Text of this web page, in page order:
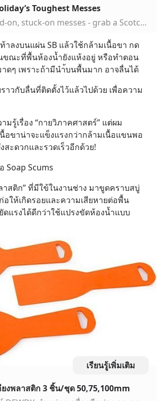
Toughest Messes
Don’t fight baked-on, stuck-on messes - grab a Scotch-Brite® Heavy Duty Scrub Sponge. With scrubbing fibers made from 100% recycled content, these long-lasti...
าลงบนแผ่น SB แล้วใช้กล้ามเนื้อขา กด
ขณะที่พื้นห้องน้ำยังแห้งอยู่ หรือทำตอน
ดๆ เพราะถ้ามีนำ้บนพื้นมาก อาจลื่นได้
าวกับลื่นที่ติดตั้งไว้แล้วไปด้วย เพื่อความ
มรู้เรื่อง “กายวิภาคศาสตร์” แต่ผม
อขาน่าจะแข็งแรงกว่ากล้ามเนื้อแขนพอ
ะดวกและรวดเร็วอีกด้วย!
Soap Scums
าสติก” ที่มีใข้ในงานช่าง มาขูดคราบสบู่
ให้เกิดรอยและความเสียหายต่อพื้น
แรงได้ดีกว่าใช้แปรงขัดห้องน้ำแบบ
เรียนรู้เพิ่มเติม
ยงพลาสติก 3 ชิ้น/ชุด 50,75,100mm